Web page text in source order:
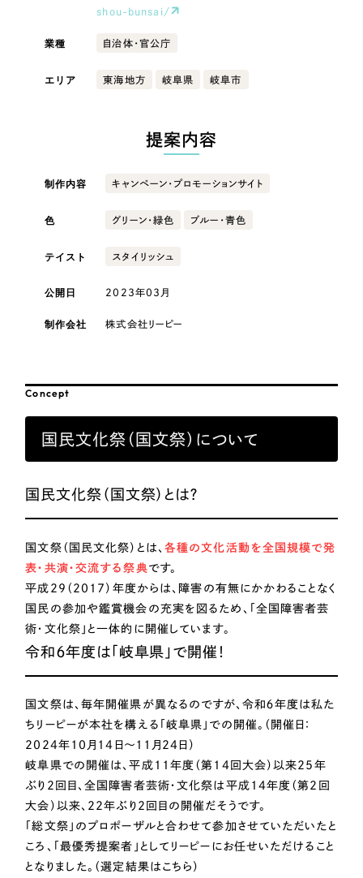
リープ・プロジェクト
ライン領域のマーケティングまでまるっと代行
リープ・リクルーティング
完全成功報酬型のスカウト型ハイクラス人材紹介（岐阜・愛知）
カイゼンDX支援
Pace ／クラウド型工数管理ツール
制作実績
一部をご紹介します
すべて
コーポレート・企業サイト
ブランドサイト・サービスサイト （85件）
求人・採用サイト （61件）
ECサイト（オンラインショップ）
ポータルサイト・メディアサイト （39件）
LP（ランディングページ）
リープ・プロジェクト
「反響強化」を目的としたマーケティング代行
「採用強化」を目的とした採用業務代行
ウェブアクセシビリティ方針
製造業
建設・建築
コンサルティング・調査
観光・レジャー
自治体・官公庁
美容・エステ
IT・インターネット
広告・メディア・放送
金融・保険業
その他サービス業
物流・運送
shou-bunsai/
業種 自治体・官公庁
エリア 東海地方 岐阜県 岐阜市
提案内容
制作内容 キャンペーン・プロモーションサイト
色 グリーン・緑色 ブルー・青色
テイスト スタイリッシュ
公開日 2023年03月
制作会社 株式会社リーピー
Concept
国民文化祭（国文祭）について
国民文化祭（国文祭）とは？
国文祭（国民文化祭）とは、 各種の文化活動を全国規模で発
表・共演・交流する祭典です。
平成29（2017）年度からは、障害の有無にかかわることなく
国民の参加や鑑賞機会の充実を図るため、「全国障害者芸
術・文化祭」と一体的に開催しています。
令和６年度は「岐阜県」で開催！
国文祭は、毎年開催県が異なるのですが、令和６年度は私た
ちリーピーが本社を構える「岐阜県」での開催。（開催日：
2024年10月14日～11月24日）
岐阜県での開催は、平成11年度（第14回大会）以来25年
ぶり2回目、全国障害者芸術・文化祭は平成14年度（第2回
大会）以来、22年ぶり2回目の開催だそうです。
「総文祭」のプロポーザルと合わせて参加させていただいたと
ころ、「最優秀提案者」としてリーピーにお任せいただけること
となりました。（選定結果はこちら）